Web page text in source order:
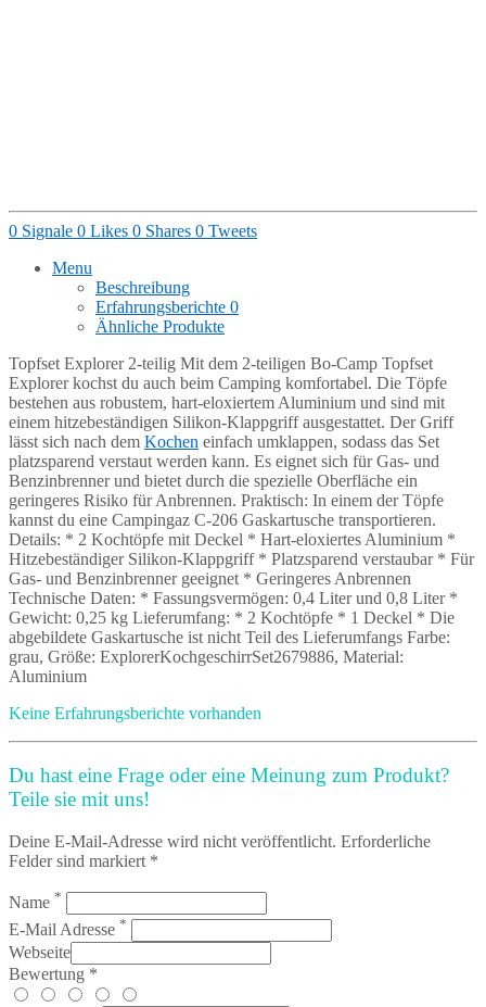
0 Signale 0 Likes 0 Shares 0 Tweets
Menu
Beschreibung
Erfahrungsberichte 0
Ähnliche Produkte
Topfset Explorer 2-teilig Mit dem 2-teiligen Bo-Camp Topfset
Explorer kochst du auch beim Camping komfortabel. Die Töpfe
bestehen aus robustem, hart-eloxiertem Aluminium und sind mit
einem hitzebeständigen Silikon-Klappgriff ausgestattet. Der Griff
lässt sich nach dem Kochen einfach umklappen, sodass das Set
platzsparend verstaut werden kann. Es eignet sich für Gas- und
Benzinbrenner und bietet durch die spezielle Oberfläche ein
geringeres Risiko für Anbrennen. Praktisch: In einem der Töpfe
kannst du eine Campingaz C-206 Gaskartusche transportieren.
Details: * 2 Kochtöpfe mit Deckel * Hart-eloxiertes Aluminium *
Hitzebeständiger Silikon-Klappgriff * Platzsparend verstaubar * Für
Gas- und Benzinbrenner geeignet * Geringeres Anbrennen
Technische Daten: * Fassungsvermögen: 0,4 Liter und 0,8 Liter *
Gewicht: 0,25 kg Lieferumfang: * 2 Kochtöpfe * 1 Deckel * Die
abgebildete Gaskartusche ist nicht Teil des Lieferumfangs Farbe:
grau, Größe: ExplorerKochgeschirrSet2679886, Material:
Aluminium
Keine Erfahrungsberichte vorhanden
Du hast eine Frage oder eine Meinung zum Produkt?
Teile sie mit uns!
Deine E-Mail-Adresse wird nicht veröffentlicht. Erforderliche
Felder sind markiert *
Name *
E-Mail Adresse *
Webseite
Bewertung *